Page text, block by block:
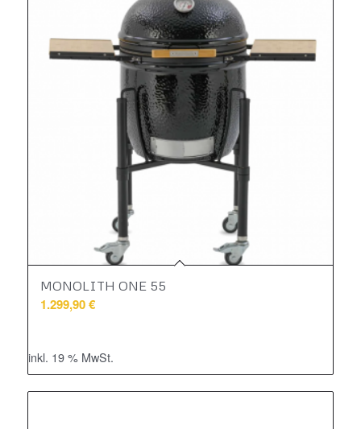
MONOLITH ONE 55
1.299,90€
inkl. 19 % MwSt.